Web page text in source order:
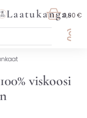
Laatukangas0,00 €
viskoosi